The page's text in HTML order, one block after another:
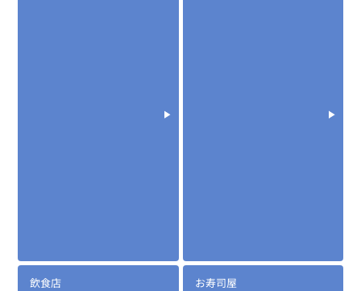
飲食店 お寿司屋